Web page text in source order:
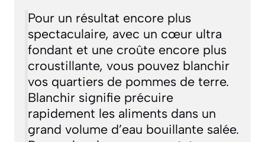
Pour un résultat encore plus
spectaculaire, avec un cœur ultra
fondant et une croûte encore plus
croustillante, vous pouvez blanchir
vos quartiers de pommes de terre.
Blanchir signifie précuire
rapidement les aliments dans un
grand volume d’eau bouillante salée.